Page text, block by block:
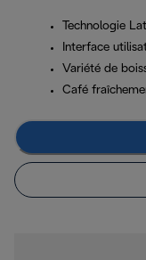
Technologie
Interface
Variété de
Café